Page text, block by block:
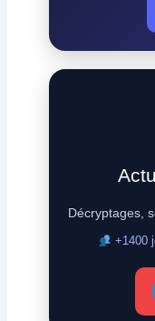
Décryptages,
+1400